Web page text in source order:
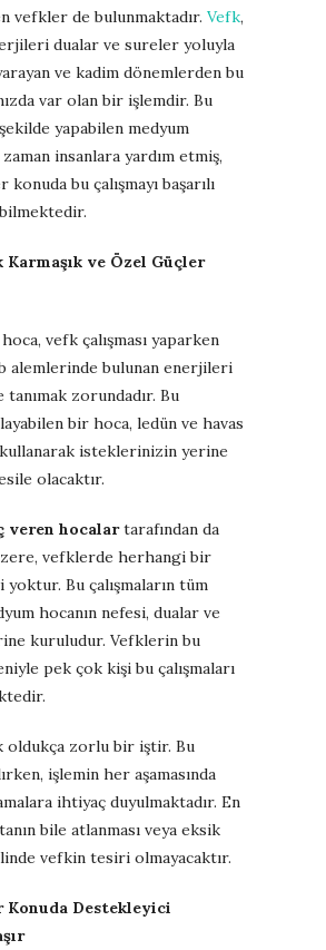
vefkler de bulunmaktadır. Vefk,
dualar ve sureler yoluyla
ve kadim dönemlerden bu
var olan bir işlemdir. Bu
yapabilen medyum
insanlara yardım etmiş,
bu çalışmayı başarılı
Karmaşık ve Özel Güçler
vefk çalışması yaparken
alemlerinde bulunan enerjileri
zorundadır. Bu
bir hoca, ledün ve havas
isteklerinizin yerine
olacaktır.
veren hocalartarafından da
vefklerde herhangi bir
Bu çalışmaların tüm
hocanın nefesi, dualar ve
kuruludur. Vefklerin bu
pek çok kişi bu çalışmaları
oldukça zorlu bir iştir. Bu
işlemin her aşamasında
ihtiyaç duyulmaktadır. En
bile atlanması veya eksik
vefkin tesiri olmayacaktır.
Konuda Destekleyici